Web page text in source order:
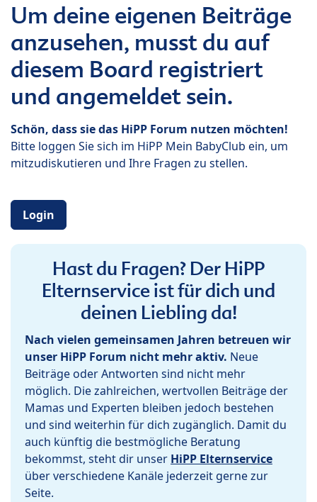
Um deine eigenen Beiträge
anzusehen, musst du auf
diesem Board registriert
und angemeldet sein.
Schön, dass sie das HiPP Forum nutzen möchten!
Bitte loggen Sie sich im HiPP Mein BabyClub ein, um
mitzudiskutieren und Ihre Fragen zu stellen.
Login
Hast du Fragen? Der HiPP
Elternservice ist für dich und
deinen Liebling da!
Nach vielen gemeinsamen Jahren betreuen wir
unser HiPP Forum nicht mehr aktiv. Neue
Beiträge oder Antworten sind nicht mehr
möglich. Die zahlreichen, wertvollen Beiträge der
Mamas und Experten bleiben jedoch bestehen
und sind weiterhin für dich zugänglich. Damit du
auch künftig die bestmögliche Beratung
bekommst, steht dir unser HiPP Elternservice
über verschiedene Kanäle jederzeit gerne zur
Seite.